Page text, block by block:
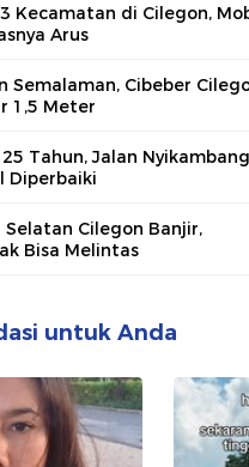
Kecamatan di Cilegon,
Arus
Semalaman, Cibeber
1,5 Meter
Tahun, Jalan Nyikambang
Diperbaiki
Selatan Cilegon Banjir,
Bisa Melintas
untuk Anda